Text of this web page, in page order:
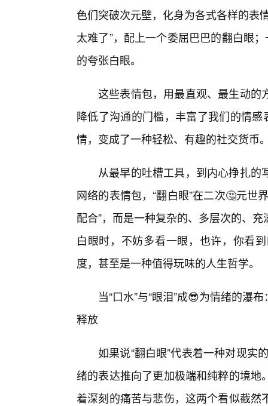
色们突破次元壁，化身为各式各样的表
太难了”，配上一个委屈巴巴的翻白眼
的夸张白眼。
这些表情包，用最直观、最生动的
降低了沟通的门槛，丰富了我们的情
情，变成了一种轻松、有趣的社交货币
从最早的吐槽工具，到内心挣扎
网络的表情包，“翻白眼”在二次🤔元世
配合”，而是一种复杂的、多层次的、
白眼时，不妨多看一眼，也许，你看
度，甚至是一种值得玩味的人生哲学。
当“口水”与“眼泪”成😎为情绪的瀑
释放
如果说“翻白眼”代表着一种对现实
绪的表达推向了更加极端和纯粹的境
着深刻的痛苦与悲伤，这两个看似截